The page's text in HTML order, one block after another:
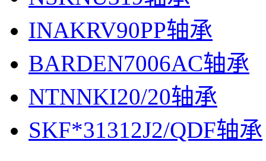
INAKRV90PP轴承
BARDEN7006AC轴承
NTNNKI20/20轴承
SKF*31312J2/QDF轴承